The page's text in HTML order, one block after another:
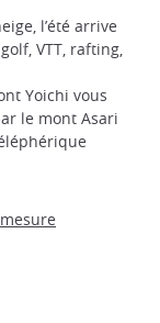
l’été arrive
VTT, rafting,
Yoichi vous
le mont Asari